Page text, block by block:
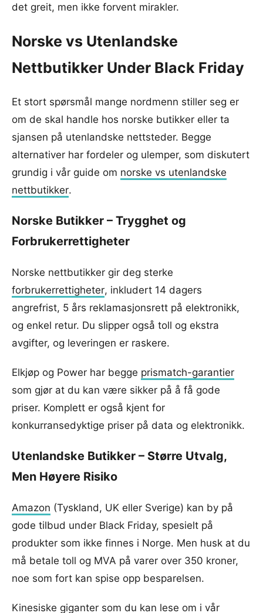
det greit, men ikke forvent mirakler.
Norske vs Utenlandske
Nettbutikker Under Black Friday
Et stort spørsmål mange nordmenn stiller seg er
om de skal handle hos norske butikker eller ta
sjansen på utenlandske nettsteder. Begge
alternativer har fordeler og ulemper, som diskutert
grundig i vår guide om norske vs utenlandske
nettbutikker.
Norske Butikker – Trygghet og
Forbrukerrettigheter
Norske nettbutikker gir deg sterke
forbrukerrettigheter, inkludert 14 dagers
angrefrist, 5 års reklamasjonsrett på elektronikk,
og enkel retur. Du slipper også toll og ekstra
avgifter, og leveringen er raskere.
Elkjøp og Power har begge prismatch-garantier
som gjør at du kan være sikker på å få gode
priser. Komplett er også kjent for
konkurransedyktige priser på data og elektronikk.
Utenlandske Butikker – Større Utvalg,
Men Høyere Risiko
Amazon (Tyskland, UK eller Sverige) kan by på
gode tilbud under Black Friday, spesielt på
produkter som ikke finnes i Norge. Men husk at du
må betale toll og MVA på varer over 350 kroner,
noe som fort kan spise opp besparelsen.
Kinesiske giganter som du kan lese om i vår